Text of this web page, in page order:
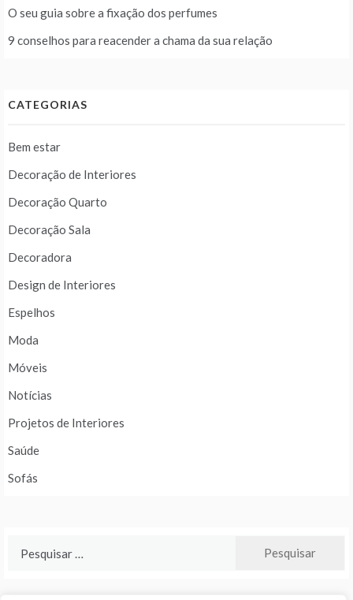
O seu guia sobre a fixação dos perfumes
9 conselhos para reacender a chama da sua relação
CATEGORIAS
Bem estar
Decoração de Interiores
Decoração Quarto
Decoração Sala
Decoradora
Design de Interiores
Espelhos
Moda
Móveis
Notícias
Projetos de Interiores
Saúde
Sofás